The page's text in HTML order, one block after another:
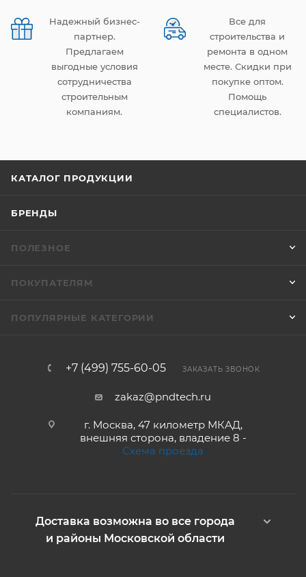
Надежный бизнес-
партнер.
Предлагаем
выгодные условия
сотрудничества
строительным
компаниям.
Все для
строительства и
ремонта в одном
месте. Скидки при
покупке оптом.
Помощь
специалистов.
КАТАЛОГ ПРОДУКЦИИ
БРЕНДЫ
ПОЛЕЗНОЕ
ПОКУПАТЕЛЯМ
ПОПУЛЯРНЫЕ КАТЕГОРИИ
+7 (499) 755-60-05 ЗАКАЗАТЬ ЗВОНОК
zakaz@pndtech.ru
г. Москва, 47 километр МКАД,
внешняя сторона, владение 8 -
Схема проезда
Доставка возможна во все города
и районы Московской области